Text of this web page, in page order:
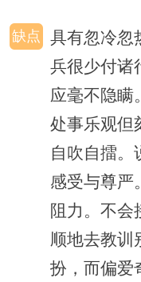
缺点
具有忽冷忽
兵很少付诸
应毫不隐瞒
处事乐观但
自吹自擂。
感受与尊严
阻力。不会
顺地去教训
扮，而偏爱